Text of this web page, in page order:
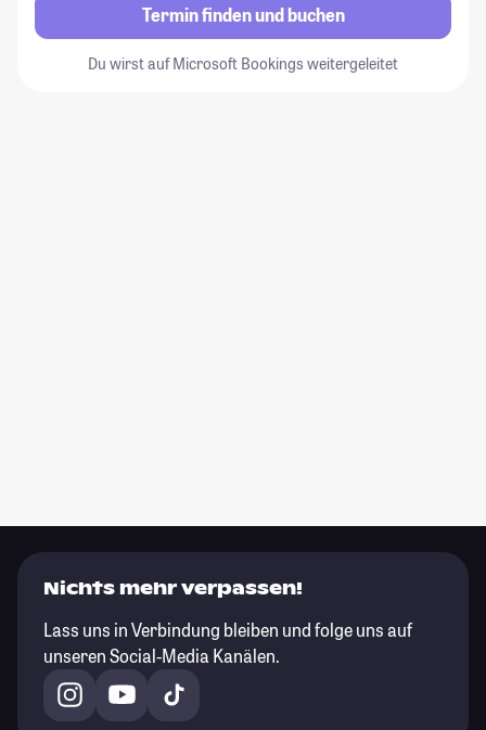
Termin finden und buchen
Du wirst auf Microsoft Bookings weitergeleitet
Nichts mehr verpassen!
Lass uns in Verbindung bleiben und folge uns auf
unseren Social-Media Kanälen.